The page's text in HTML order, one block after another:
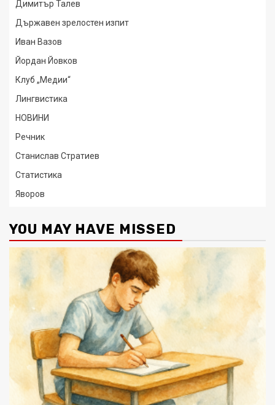
Димитър Талев
Държавен зрелостен изпит
Иван Вазов
Йордан Йовков
Клуб „Медии“
Лингвистика
НОВИНИ
Речник
Станислав Стратиев
Статистика
Яворов
YOU MAY HAVE MISSED